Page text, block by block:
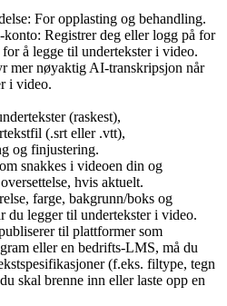
For opplasting og behandling.
Registrer deg eller logg på for
å legge til undertekster i video.
mer nøyaktig AI-transkripsjon når
i video.
(raskest),
(.srt eller .vtt),
og finjustering.
snakkes i videoen din og
hvis aktuelt.
farge, bakgrunn/boks og
du legger til undertekster i video.
til plattformer som
eller en bedrifts-LMS, må du
(f.eks. filtype, tegn
skal brenne inn eller laste opp en